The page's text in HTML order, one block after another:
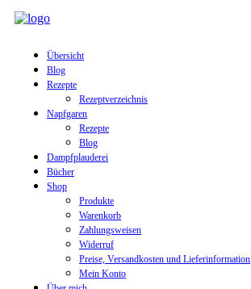
Übersicht
Blog
Rezepte
Rezeptverzeichnis
Napfgaren
Rezepte
Blog
Dampfplauderei
Bücher
Shop
Produkte
Warenkorb
Zahlungsweisen
Widerruf
Preise, Versandkosten und Lieferinformation
Mein Konto